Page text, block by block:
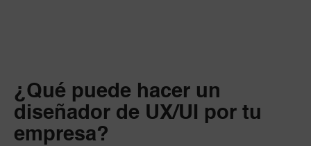
¿Qué puede hacer un
diseñador de UX/UI por tu
empresa?